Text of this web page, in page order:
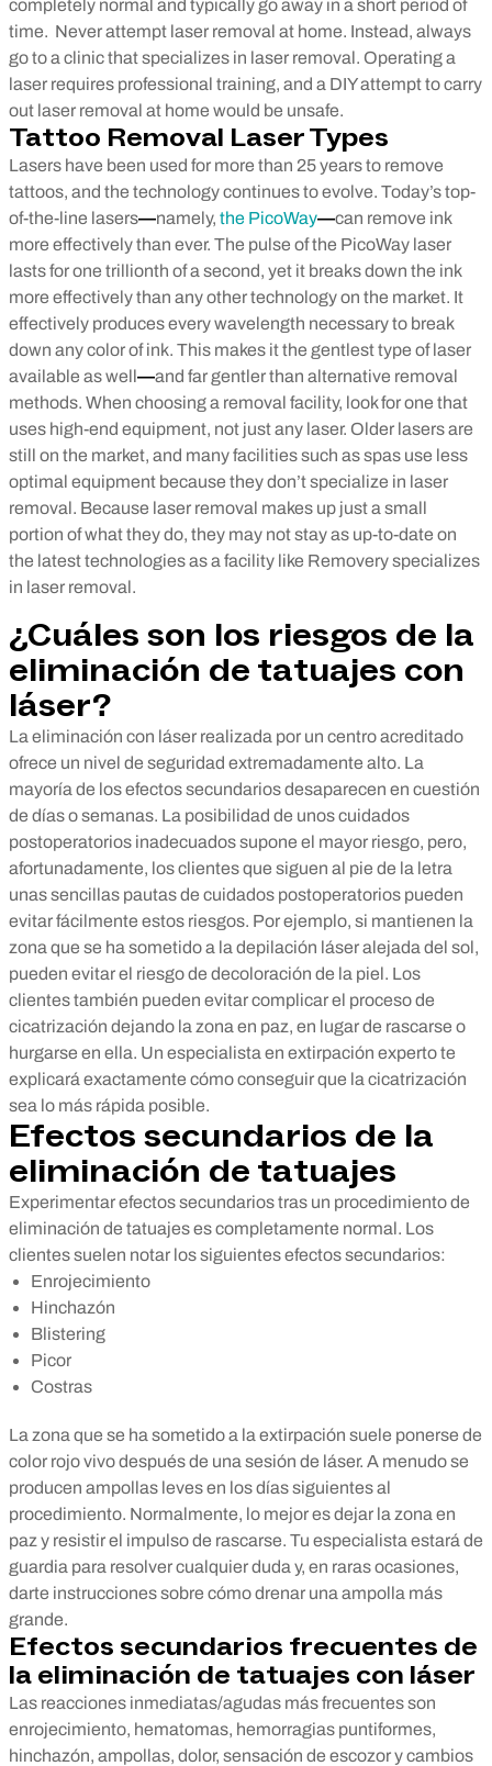
completely normal and typically go away in a short period of
time. Never attempt laser removal at home. Instead, always
go to a clinic that specializes in laser removal. Operating a
laser requires professional training, and a DIY attempt to carry
out laser removal at home would be unsafe.
Tattoo Removal Laser Types
Lasers have been used for more than 25 years to remove
tattoos, and the technology continues to evolve. Today’s top-
of-the-line lasers—namely, the PicoWay—can remove ink
more effectively than ever. The pulse of the PicoWay laser
lasts for one trillionth of a second, yet it breaks down the ink
more effectively than any other technology on the market. It
effectively produces every wavelength necessary to break
down any color of ink. This makes it the gentlest type of laser
available as well—and far gentler than alternative removal
methods. When choosing a removal facility, look for one that
uses high-end equipment, not just any laser. Older lasers are
still on the market, and many facilities such as spas use less
optimal equipment because they don’t specialize in laser
removal. Because laser removal makes up just a small
portion of what they do, they may not stay as up-to-date on
the latest technologies as a facility like Removery specializes
in laser removal.
¿Cuáles son los riesgos de la
eliminación de tatuajes con
láser?
La eliminación con láser realizada por un centro acreditado
ofrece un nivel de seguridad extremadamente alto. La
mayoría de los efectos secundarios desaparecen en cuestión
de días o semanas. La posibilidad de unos cuidados
postoperatorios inadecuados supone el mayor riesgo, pero,
afortunadamente, los clientes que siguen al pie de la letra
unas sencillas pautas de cuidados postoperatorios pueden
evitar fácilmente estos riesgos. Por ejemplo, si mantienen la
zona que se ha sometido a la depilación láser alejada del sol,
pueden evitar el riesgo de decoloración de la piel. Los
clientes también pueden evitar complicar el proceso de
cicatrización dejando la zona en paz, en lugar de rascarse o
hurgarse en ella. Un especialista en extirpación experto te
explicará exactamente cómo conseguir que la cicatrización
sea lo más rápida posible.
Efectos secundarios de la
eliminación de tatuajes
Experimentar efectos secundarios tras un procedimiento de
eliminación de tatuajes es completamente normal. Los
clientes suelen notar los siguientes efectos secundarios:
Enrojecimiento
Hinchazón
Blistering
Picor
Costras
La zona que se ha sometido a la extirpación suele ponerse de
color rojo vivo después de una sesión de láser. A menudo se
producen ampollas leves en los días siguientes al
procedimiento. Normalmente, lo mejor es dejar la zona en
paz y resistir el impulso de rascarse. Tu especialista estará de
guardia para resolver cualquier duda y, en raras ocasiones,
darte instrucciones sobre cómo drenar una ampolla más
grande.
Efectos secundarios frecuentes de
la eliminación de tatuajes con láser
Las reacciones inmediatas/agudas más frecuentes son
enrojecimiento, hematomas, hemorragias puntiformes,
hinchazón, ampollas, dolor, sensación de escozor y cambios